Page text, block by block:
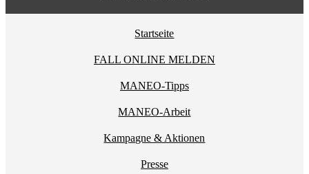
Startseite
FALL ONLINE MELDEN
MANEO-Tipps
MANEO-Arbeit
Kampagne & Aktionen
Presse